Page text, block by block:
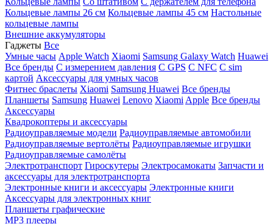
Кольцевые лампы 26 см Кольцевые лампы 45 см Настольные
кольцевые лампы
Внешние аккумуляторы
Гаджеты Все
Умные часы Apple Watch Xiaomi Samsung Galaxy Watch Huawei
Все бренды C измерением давления C GPS C NFC C sim
картой Аксессуары для умных часов
Фитнес браслеты Xiaomi Samsung Huawei Все бренды
Планшеты Samsung Huawei Lenovo Xiaomi Apple Все бренды
Аксессуары
Квадрокоптеры и аксессуары
Радиоуправляемые модели Радиоуправляемые автомобили
Радиоуправляемые вертолёты Радиоуправляемые игрушки
Радиоуправляемые самолёты
Электротранспорт Гироскутеры Электросамокаты Запчасти и
аксессуары для электротранспорта
Электронные книги и аксессуары Электронные книги
Аксессуары для электронных книг
Планшеты графические
MP3 плееры